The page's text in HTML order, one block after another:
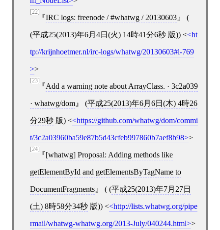
[22]
IRC logs: freenode / #whatwg / 20130603 (
(平成25(2013)年6月4日(火) 14時41分6秒版)) < ht
tp://krijnhoetmer.nl/irc-logs/whatwg/20130603#l-769
>
[23]
Add a warning note about ArrayClass. · 3c2a039
· whatwg/dom (平成25(2013)年6月6日(木) 4時26
分29秒版) < https://github.com/whatwg/dom/commi
t/3c2a03960ba59e87b5d43cfeb997860b7aef8b98 >
[24]
[whatwg]Proposal: Adding methods like
getElementById and getElementsByTagName to
DocumentFragments ( (平成25(2013)年7月27日
(土) 8時58分34秒版)) < http://lists.whatwg.org/pipe
rmail/whatwg-whatwg.org/2013-July/040244.html >